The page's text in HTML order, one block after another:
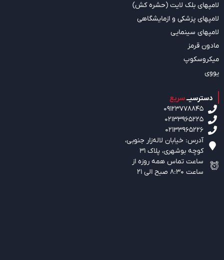
لامپهای بلک لایت (حشره کش)
لامپهای پزشکی و ازمایشگاهی
لامپهای سینمایی
مادون قرمز
میکروسکوپ
یووی
دسترسیــسریع
09123778845
02133965225
02133965226
آدرس: خیابان لاله‌زار جنوبی،‌
کوچه بوشهری، پلاک 31
ساعت تماس همه روزه از
ساعت 8:30 صبح الی 21